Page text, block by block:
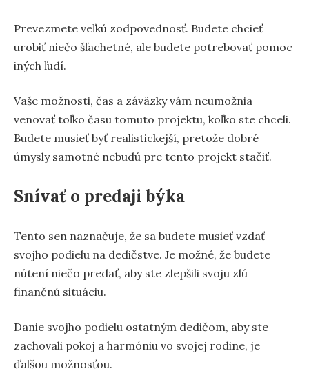
Prevezmete veľkú zodpovednosť. Budete chcieť
urobiť niečo šľachetné, ale budete potrebovať pomoc
iných ľudí.
Vaše možnosti, čas a záväzky vám neumožnia
venovať toľko času tomuto projektu, koľko ste chceli.
Budete musieť byť realistickejší, pretože dobré
úmysly samotné nebudú pre tento projekt stačiť.
Snívať o predaji býka
Tento sen naznačuje, že sa budete musieť vzdať
svojho podielu na dedičstve. Je možné, že budete
nútení niečo predať, aby ste zlepšili svoju zlú
finančnú situáciu.
Danie svojho podielu ostatným dedičom, aby ste
zachovali pokoj a harmóniu vo svojej rodine, je
ďalšou možnosťou.